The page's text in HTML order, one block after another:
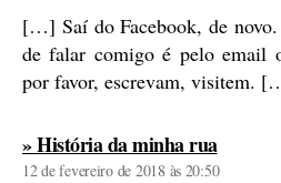
[…] Saí do Facebook, de
de falar comigo é pelo email
por favor, escrevam, visitem.
» História da minha ruadiz:
12 de fevereiro de 2018 às 20:50